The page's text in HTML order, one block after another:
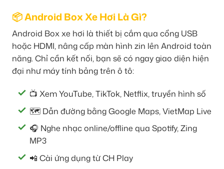
📦 Android Box Xe Hơi Là Gì?
Android Box xe hơi là thiết bị cắm qua cổng USB
hoặc HDMI, nâng cấp màn hình zin lên Android toàn
năng. Chỉ cần kết nối, bạn sẽ có ngay giao diện hiện
đại như máy tính bảng trên ô tô:
📺 Xem YouTube, TikTok, Netflix, truyền hình số
🗺️ Dẫn đường bằng Google Maps, VietMap Live
🎧 Nghe nhạc online/offline qua Spotify, Zing
MP3
📲 Cài ứng dụng từ CH Play